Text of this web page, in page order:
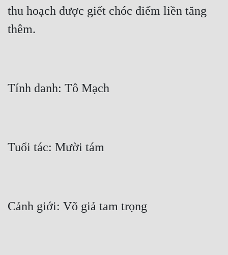
thu hoạch được giết chóc điểm liền tăng
thêm.
Tính danh: Tô Mạch
Tuổi tác: Mười tám
Cảnh giới: Võ giả tam trọng